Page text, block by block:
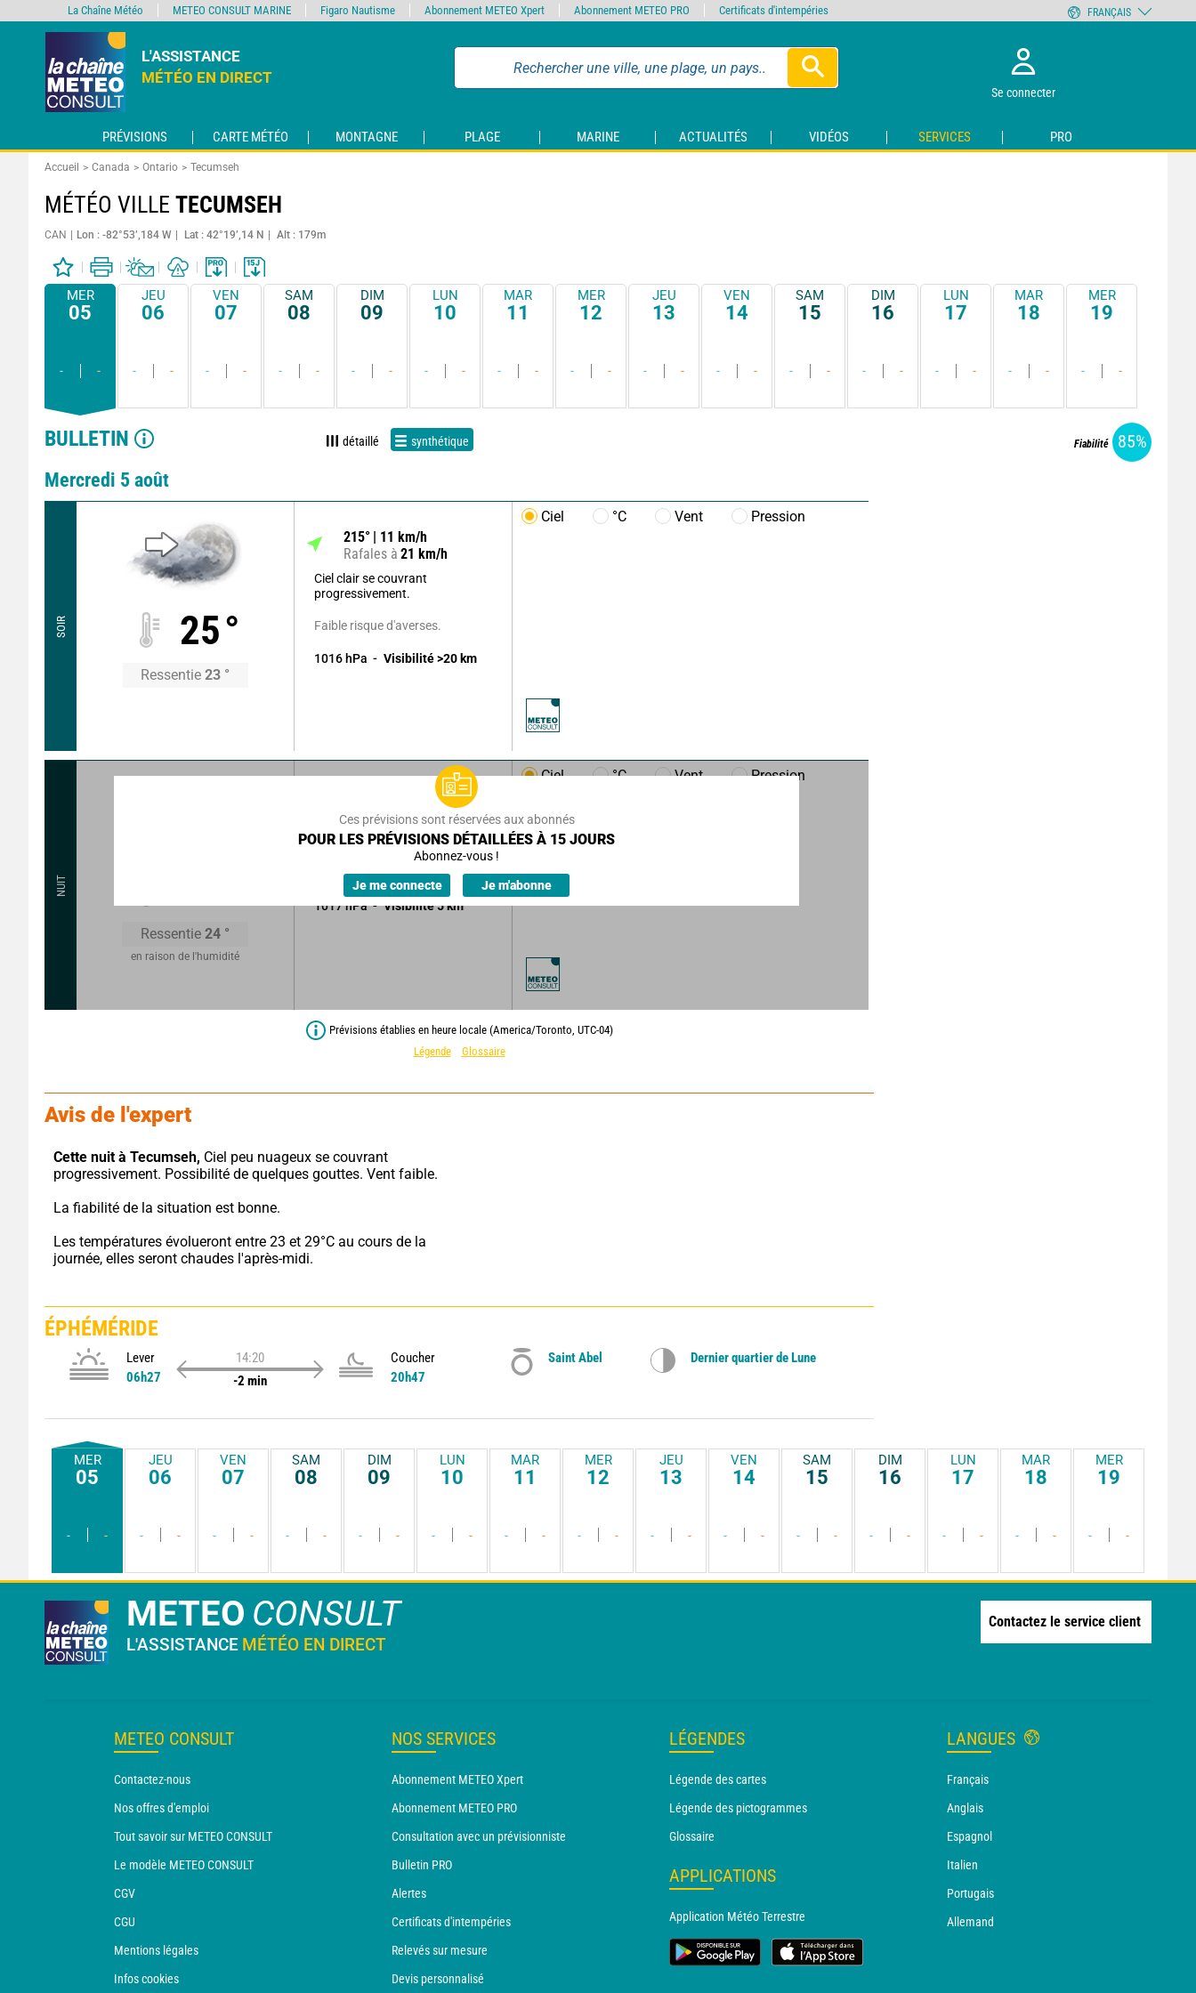
L'ASSISTANCE
MÉTÉO EN DIRECT
Se connecter
PRÉVISIONS CARTE MÉTÉO MONTAGNE PLAGE MARINE ACTUALITÉS VIDÉOS SERVICES PRO
Accueil Canada Ontario Tecumseh
MÉTÉO VILLE TECUMSEH
CAN Lon : -82°53’,184 W Lat : 42°19’,14 N Alt : 179m
MER
05
- -
JEU
06
- -
VEN
07
- -
SAM
08
- -
DIM
09
- -
LUN
10
- -
MAR
11
- -
MER
12
- -
JEU
13
- -
VEN
14
- -
SAM
15
- -
DIM
16
- -
LUN
17
- -
MAR
18
- -
MER
19
- -
BULLETIN détaillé synthétique Fiabilité 85%
Mercredi 5 août
SOIR 25°
Ressentie 23 °
215° 11 km/h
Rafales à 21 km/h
Ciel clair se couvrant
progressivement.
Faible risque d'averses.
1016 hPa Visibilité >20 km
Ciel °C Vent Pression
NUIT
Ressentie 24 °
en raison de l'humidité
Rafales à12 km/h
Ciel très nuageux à couvert.
Possibilité d'averses.
1017hPa Visibilité5km
Ciel °C Vent Pression
Ces prévisions sont réservées aux abonnés
POUR LES PRÉVISIONS DÉTAILLÉES À 15 JOURS
Abonnez-vous !
Je me connecte Je m'abonne
Prévisions établies en heure locale (America/Toronto, UTC-04)
Légende
Glossaire
Avis de l'expert
Cette nuit à Tecumseh, Ciel peu nuageux se couvrant
progressivement. Possibilité de quelques gouttes. Vent faible.
La fiabilité de la situation est bonne.
Les températures évolueront entre 23 et 29°C au cours de la
journée, elles seront chaudes l'après-midi.
ÉPHÉMÉRIDE
Lever
06h27
14:20
-2 min
Coucher
20h47
Saint Abel Dernier quartier de Lune
MER
05
- -
JEU
06
- -
VEN
07
- -
SAM
08
- -
DIM
09
- -
LUN
10
- -
MAR
11
- -
MER
12
- -
JEU
13
- -
VEN
14
- -
SAM
15
- -
DIM
16
- -
LUN
17
- -
MAR
18
- -
MER
19
- -
METEO CONSULT
L'ASSISTANCE MÉTÉO EN DIRECT
Contactez le service client
METEO CONSULT
Contactez-nous
Nos offres d'emploi
Tout savoir sur METEO CONSULT
Le modèle METEO CONSULT
CGV
CGU
Mentions légales
Infos cookies
NOS SERVICES
Abonnement METEO Xpert
Abonnement METEO PRO
Consultation avec un prévisionniste
Bulletin PRO
Alertes
Certificats d'intempéries
Relevés sur mesure
Devis personnalisé
LÉGENDES
Légende des cartes
Légende des pictogrammes
Glossaire
APPLICATIONS
Application Météo Terrestre
LANGUES
Français
Anglais
Espagnol
Italien
Portugais
Allemand
La Chaîne Météo METEO CONSULT MARINE Figaro Nautisme Abonnement METEO Xpert Abonnement METEO PRO Certificats d'intempéries FRANÇAIS